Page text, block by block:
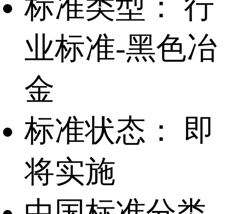
标准类型：
行
业标准-黑色冶
金
标准状态：
即
将实施